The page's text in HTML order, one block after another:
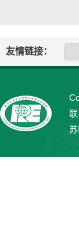
友情链接：